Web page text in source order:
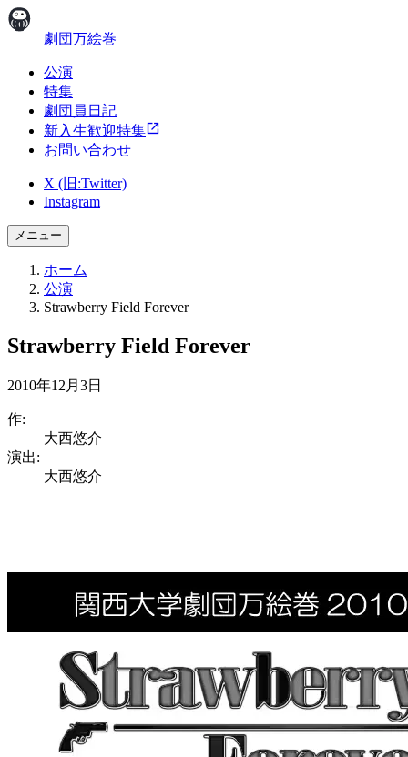
劇団万絵巻
公演
特集
劇団員日記
新入生歓迎特集
お問い合わせ
X (旧:Twitter)
Instagram
メニュー
ホーム
公演
Strawberry Field Forever
Strawberry Field Forever
2010年12月3日
作:
大西悠介
演出:
大西悠介